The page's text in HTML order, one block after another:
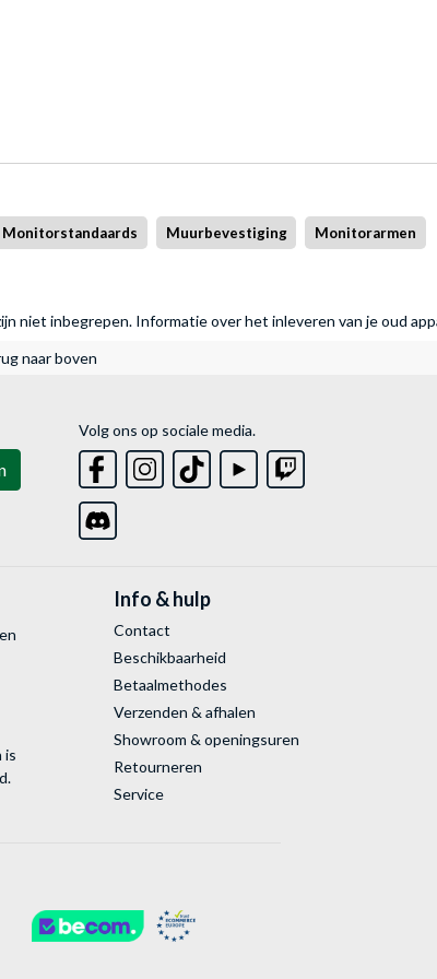
Monitorstandaards Muurbevestiging Monitorarmen
niet inbegrepen. Informatie over het inleveren van je oud
naar boven
Volg ons op sociale media.
is
Info & hulp
Contact
Beschikbaarheid
Betaalmethodes
Verzenden & afhalen
Showroom & openingsuren
Retourneren
Service